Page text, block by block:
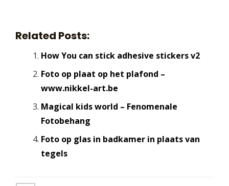
Related Posts:
How You can stick adhesive stickers v2
Foto op plaat op het plafond –
www.nikkel-art.be
Magical kids world – Fenomenale
Fotobehang
Foto op glas in badkamer in plaats van
tegels